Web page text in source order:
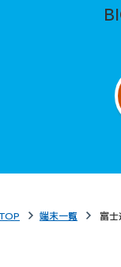
端末一覧 富士
開きます）